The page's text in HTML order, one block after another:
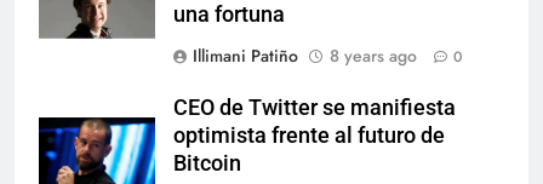
una fortuna
Illimani Patiño
8 years ago 0
CEO de Twitter se manifiesta
optimista frente al futuro de
Bitcoin